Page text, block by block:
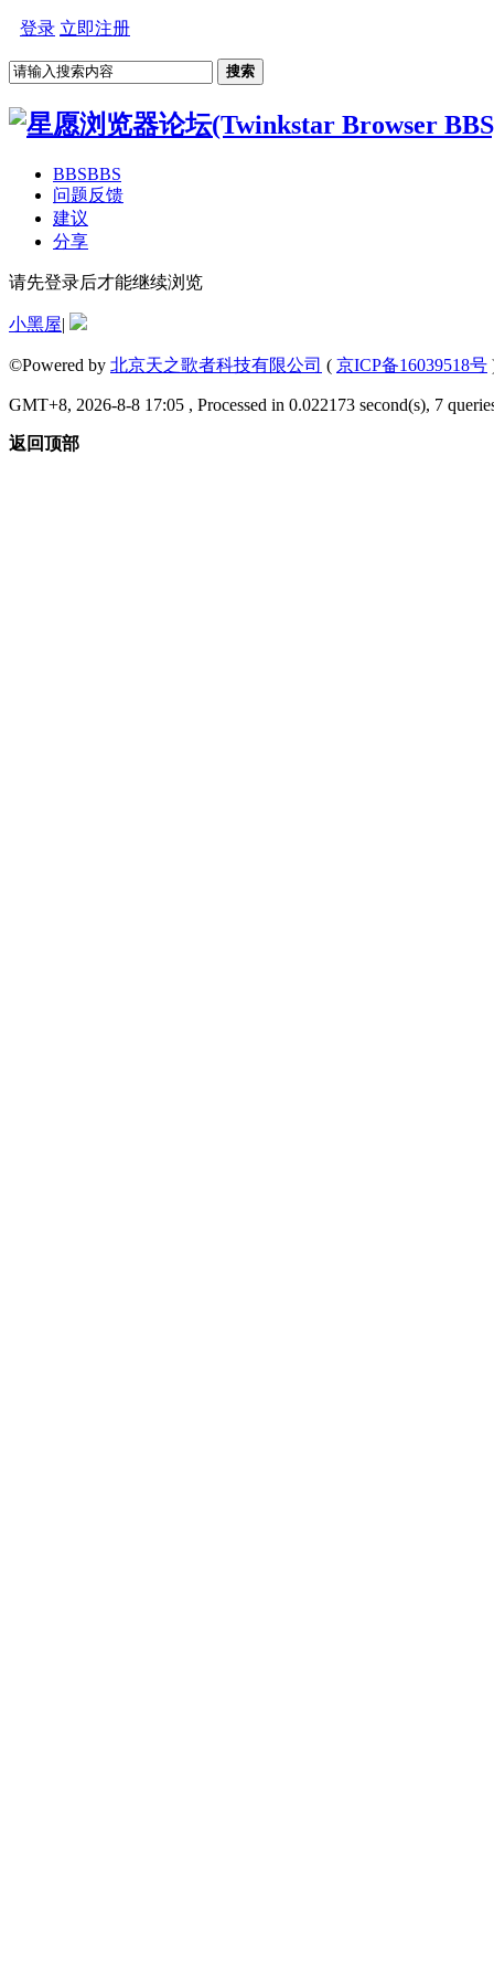
登录 立即注册
搜索
BBSBBS
问题反馈
建议
分享
请先登录后才能继续浏览
小黑屋|
©Powered by 北京天之歌者科技有限公司 ( 京ICP备16039518号
GMT+8, 2026-8-8 17:05 , Processed in 0.022173 second(s), 7
返回顶部